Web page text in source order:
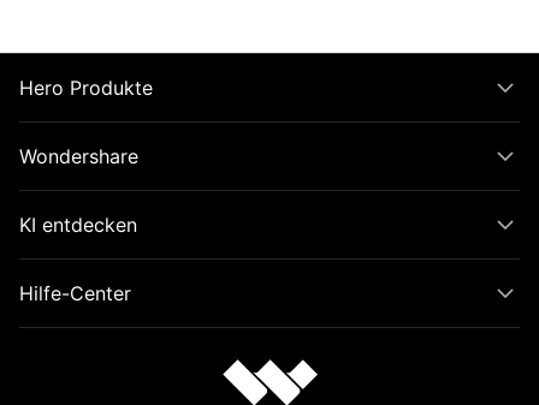
Hero Produkte
Wondershare
KI entdecken
Hilfe-Center